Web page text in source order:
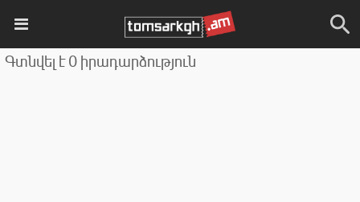
Գտնվել է 0 իրադարձություն